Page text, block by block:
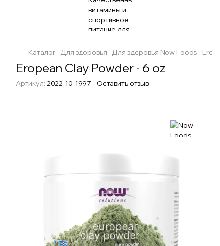
Каталог Для здоровья Для здоровья Now Foods
Eropean Clay Powder - 6 oz
Артикул: 2022-10-1997 Оставить отзыв